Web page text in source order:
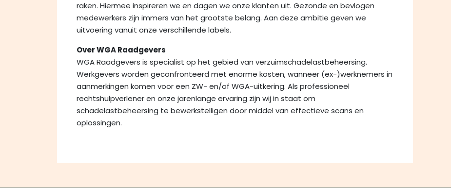
raken. Hiermee inspireren we en dagen we onze klanten uit. Gezonde en bevlogen
medewerkers zijn immers van het grootste belang. Aan deze ambitie geven we
uitvoering vanuit onze verschillende labels.
Over WGA Raadgevers
WGA Raadgevers is specialist op het gebied van verzuimschadelastbeheersing.
Werkgevers worden geconfronteerd met enorme kosten, wanneer (ex-)werknemers in
aanmerkingen komen voor een ZW- en/of WGA-uitkering. Als professioneel
rechtshulpverlener en onze jarenlange ervaring zijn wij in staat om
schadelastbeheersing te bewerkstelligen door middel van effectieve scans en
oplossingen.